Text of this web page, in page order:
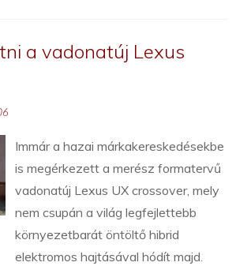
a vadonatúj Lexus
Immár a hazai márkakereskedésekbe
is megérkezett a merész formatervű
vadonatúj Lexus UX crossover, mely
nem csupán a világ legfejlettebb
környezetbarát öntöltő hibrid
elektromos hajtásával hódít majd.